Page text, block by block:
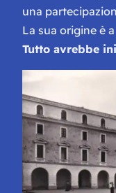
una
La sua origine è
Tutto avrebbe